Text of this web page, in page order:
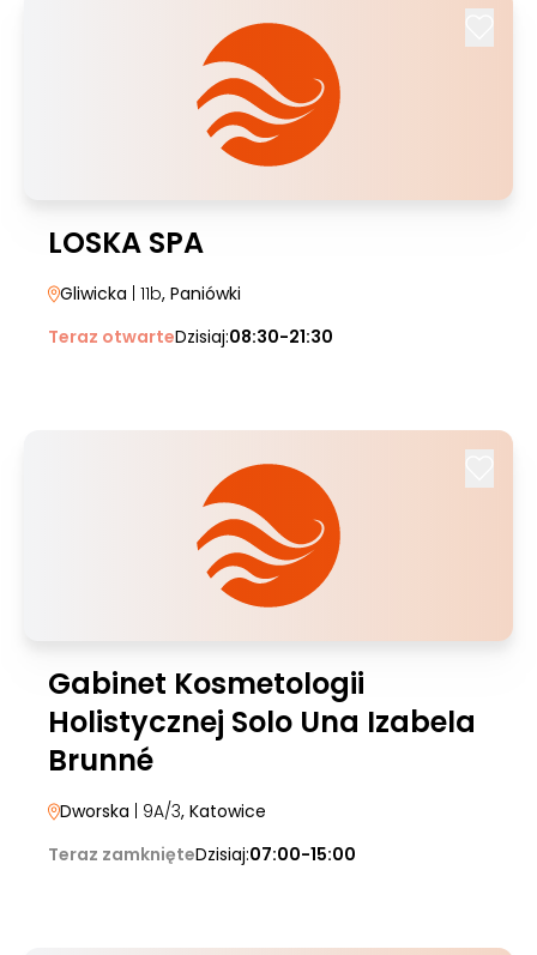
LOSKA SPA
Gliwicka | 11b, Paniówki
Teraz otwarteDzisiaj:08:30-21:30
Gabinet Kosmetologii
Holistycznej Solo Una Izabela
Brunné
Dworska | 9A/3, Katowice
Teraz zamknięteDzisiaj:07:00-15:00